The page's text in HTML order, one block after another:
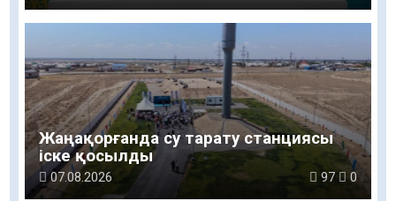
Жаңақорғанда су тарату станциясы
іске қосылды
07.08.2026 97 0